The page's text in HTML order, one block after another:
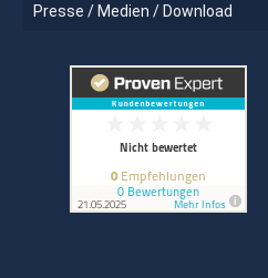
Presse / Medien / Download